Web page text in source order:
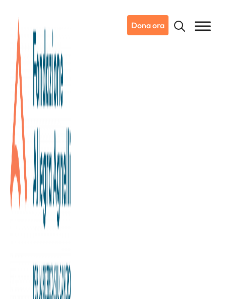
Dona ora
Sul Tumore
Facciamo Rumore
Sul Tumore Facciamo Rumore è la rubrica
Fondazione Allegra Agnelli per la Ricerca sul
Cancrorealizzata insieme a Cristina Chiabotto, ai
medici e ricercatori di
insieme a noi!